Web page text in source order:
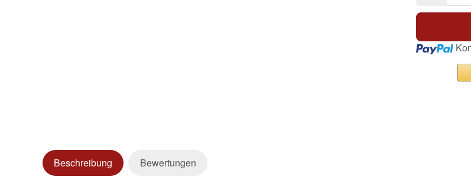
Loading...
Beschreibung Bewertungen